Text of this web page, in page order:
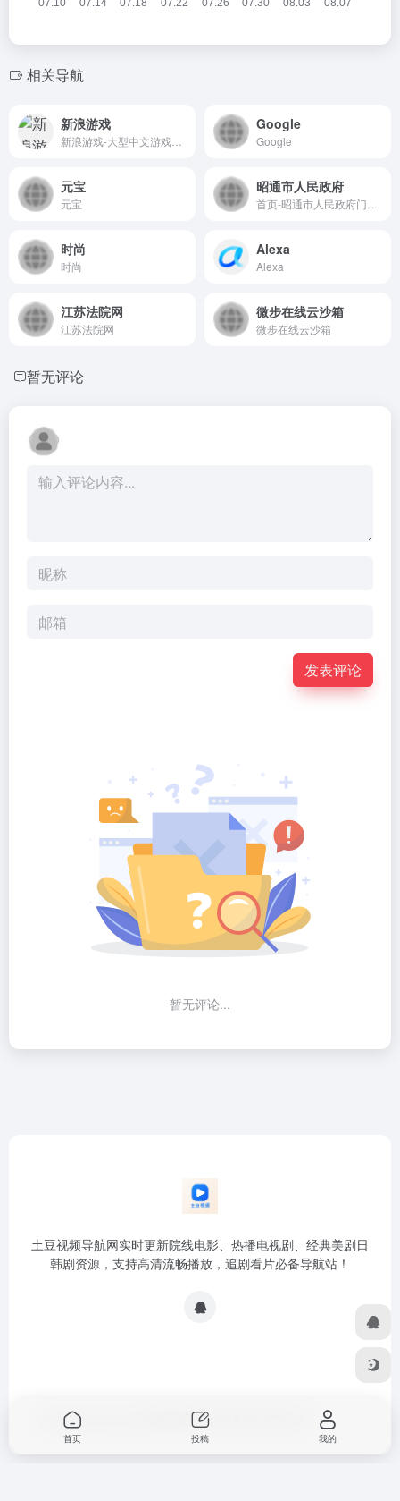
相关导航
新浪游戏 Google
Google
元宝
元宝
昭通市人民政府
时尚
时尚
Alexa
Alexa
江苏法院网
江苏法院网
微步在线云沙箱
微步在线云沙箱
暂无评论
发表评论
暂无评论...
土豆视频导航网实时更新院线电影、热播电视剧、经典美剧日
韩剧资源，支持高清流畅播放，追剧看片必备导航站！
Copyright © 2026 土豆视频导航网浙ICP备2024076937号
首页 投稿 我的